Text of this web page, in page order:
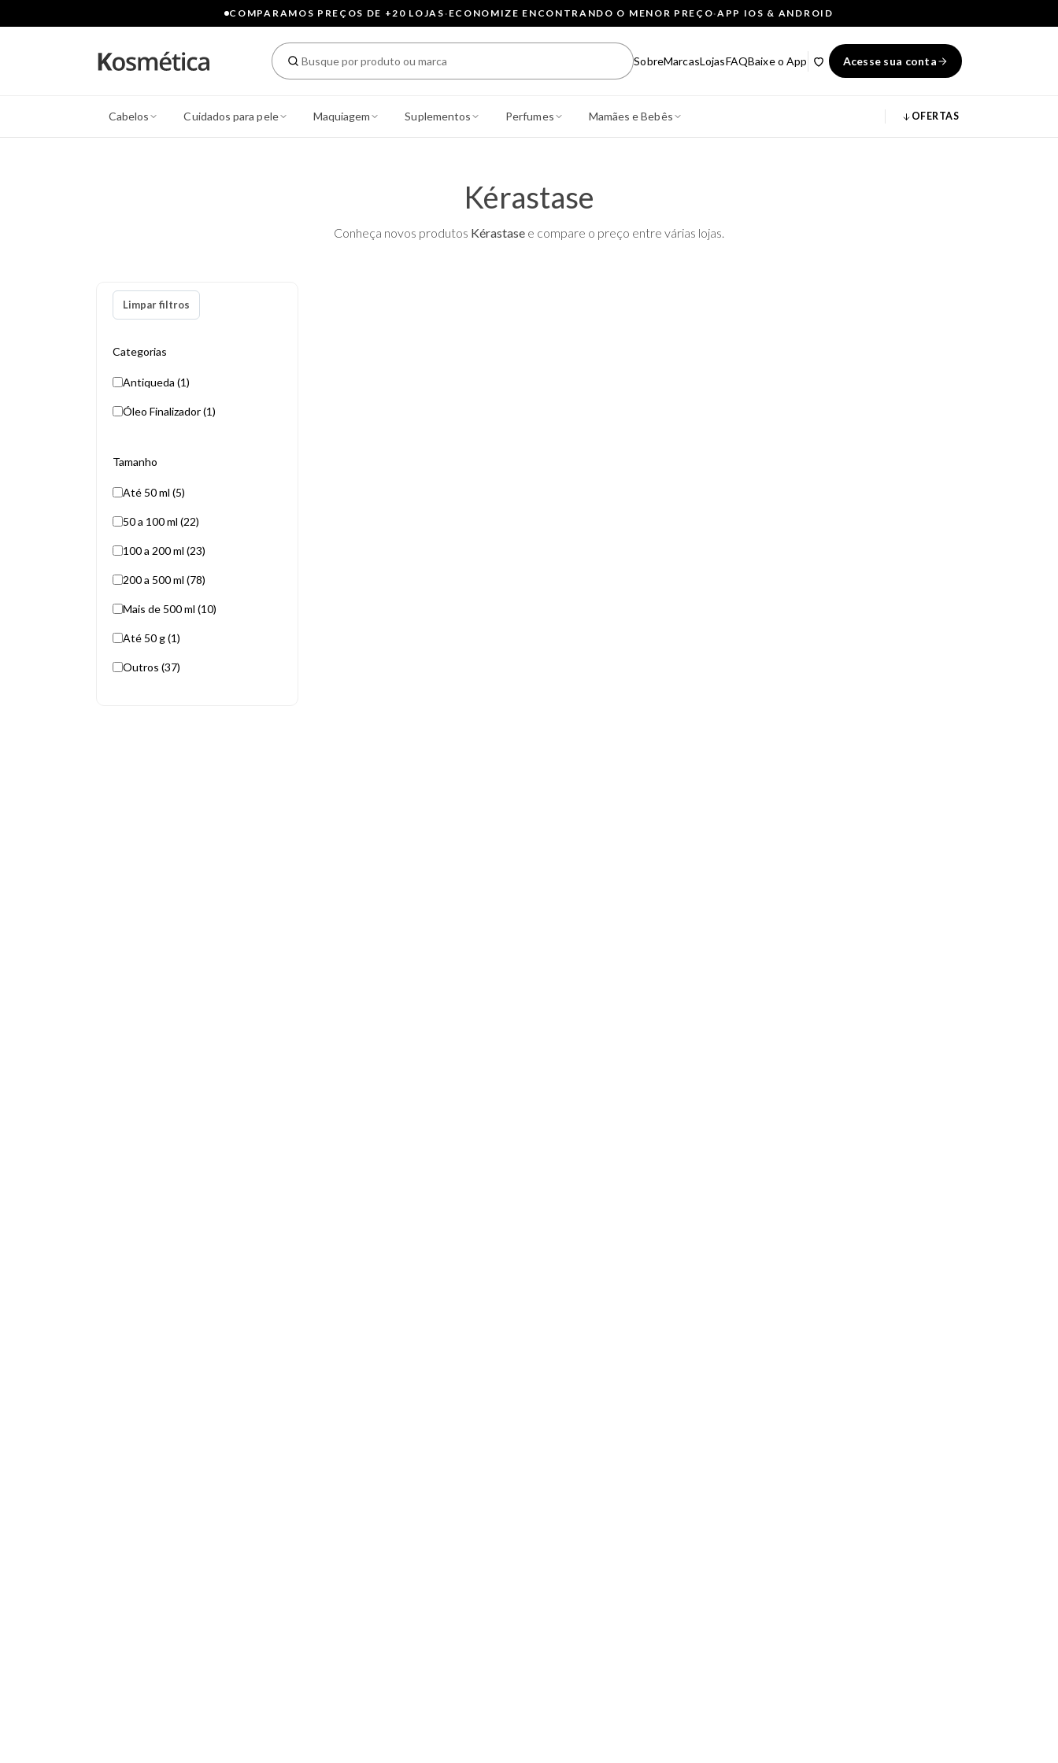
COMPARAMOS PREÇOS DE +20 LOJAS· ECONOMIZE ENCONTRANDO O MENOR PREÇO·APP IOS & ANDROID
SobreMarcasLojasFAQBaixe o App Acesse sua conta
Cabelos Cuidados para pele Maquiagem Suplementos Perfumes Mamães e Bebês OFERTAS
Kérastase
Conheça novos produtos Kérastase e compare o preço entre várias lojas.
Limpar filtros
Categorias
Antiqueda (1)
Óleo Finalizador (1)
Tamanho
Até 50 ml (5)
50 a 100 ml (22)
100 a 200 ml (23)
200 a 500 ml (78)
Mais de 500 ml (10)
Até 50 g (1)
Outros (37)